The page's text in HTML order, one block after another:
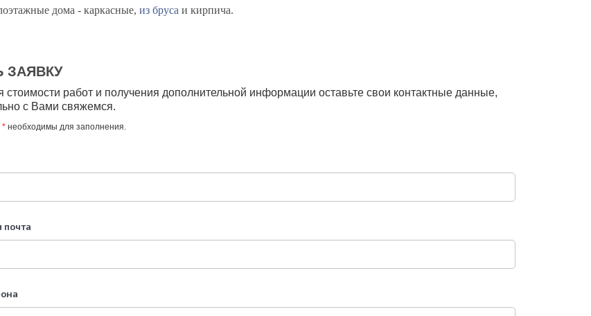
дома - каркасные, из бруса и кирпича.
ЗАЯВКУ
стоимости работ и получения дополнительной информации оставьте свои контактные данные,
с Вами свяжемся.
* необходимы для заполнения.
почта